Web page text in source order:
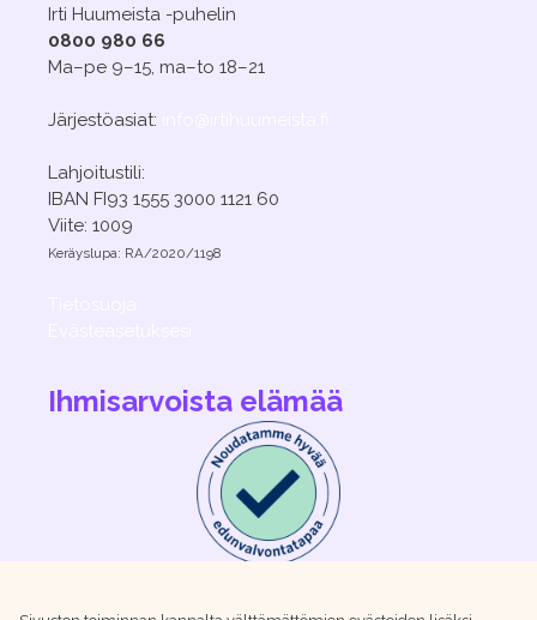
Irti Huumeista -puhelin
0800 980 66
Ma–pe 9–15, ma–to 18–21
Järjestöasiat:
Lahjoitustili:
IBAN FI93 1555 3000 1121 60
Viite: 1009
Keräyslupa: RA/2020/1198
Ihmisarvoista elämää